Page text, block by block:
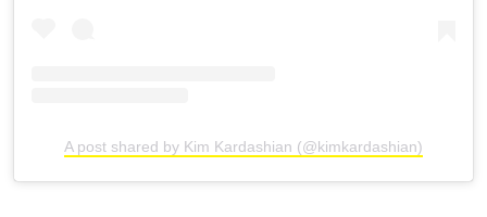
A post shared by Kim Kardashian (@kimkardashian)